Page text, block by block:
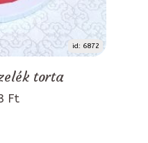
id: 6872
torta
Ft